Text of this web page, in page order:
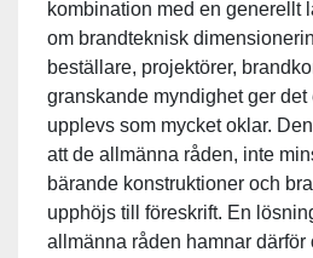
kombination med en generellt
om brandteknisk
beställare, projektörer,
granskande myndighet ger
upplevs som mycket oklar.
att de allmänna råden, inte
bärande konstruktioner och
upphöjs till föreskrift. En
allmänna råden hamnar därför